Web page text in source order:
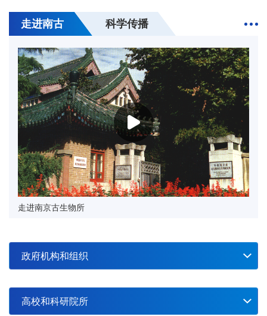
31
诚邀全球英才依托南京古生物所申报2026年优
24
2026-03
关于转发《2026年度国家自然科学基金欧洲青
年科研人员来华交流项目指南》的通知
2026-04
根廷门多萨）
17
2026-04
第三届亚洲古生物学大会第二轮通知
（2027.3.2-5，泰国）
03
2026-04
第38届国际地质大会第一轮会议通知
（2028.8.12-20，卡尔加里）
30
2026-03
第二十八届中国科协年会“应用大数据和人工智
能揭示极端气候背景下的生物演化、古生态响应
与深时碳循环专题论坛(地球科学领域)”征稿启
事
20
2026-03
中国古生物学会孢粉学分会第十二届第一次学术
年会会议通知（第一轮）
18
中国古生物学会微体学分会第二十一次学术年
届会员代表大会暨第二十二次学术年会-江苏省
古生物学会2026年学术年会（第一轮通知）
12
2026-03
2026年中国地球科学联合学术年会第一号通知
（10.17—21 杭州）
13
第二十届国际介形类大会（ISO 20）第二轮通
南京古生物所非在编项目聘用人员（劳务派遣）招聘启事
（2026年第7期）
南京古生物所特别研究助理招聘通知（长期有效）
07-29
中国科学院南京地质古生物研究所博士后招聘通知
07-29
诚邀全球英才依托南京古生物所申报2026年优青（海外）
项目
03-31
走进南古 科学传播
走进南京古生物所
政府机构和组织
高校和科研院所